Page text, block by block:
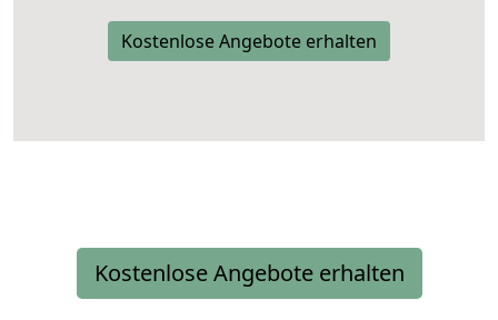
Kostenlose Angebote erhalten
Kostenlose Angebote erhalten